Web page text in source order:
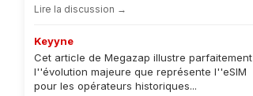
Lire la discussion →
Keyyne
Cet article de Megazap illustre parfaitement
l''évolution majeure que représente l''eSIM
pour les opérateurs historiques...